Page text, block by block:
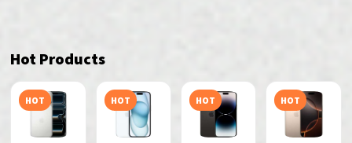
Hot Products
HOT HOT HOT HOT